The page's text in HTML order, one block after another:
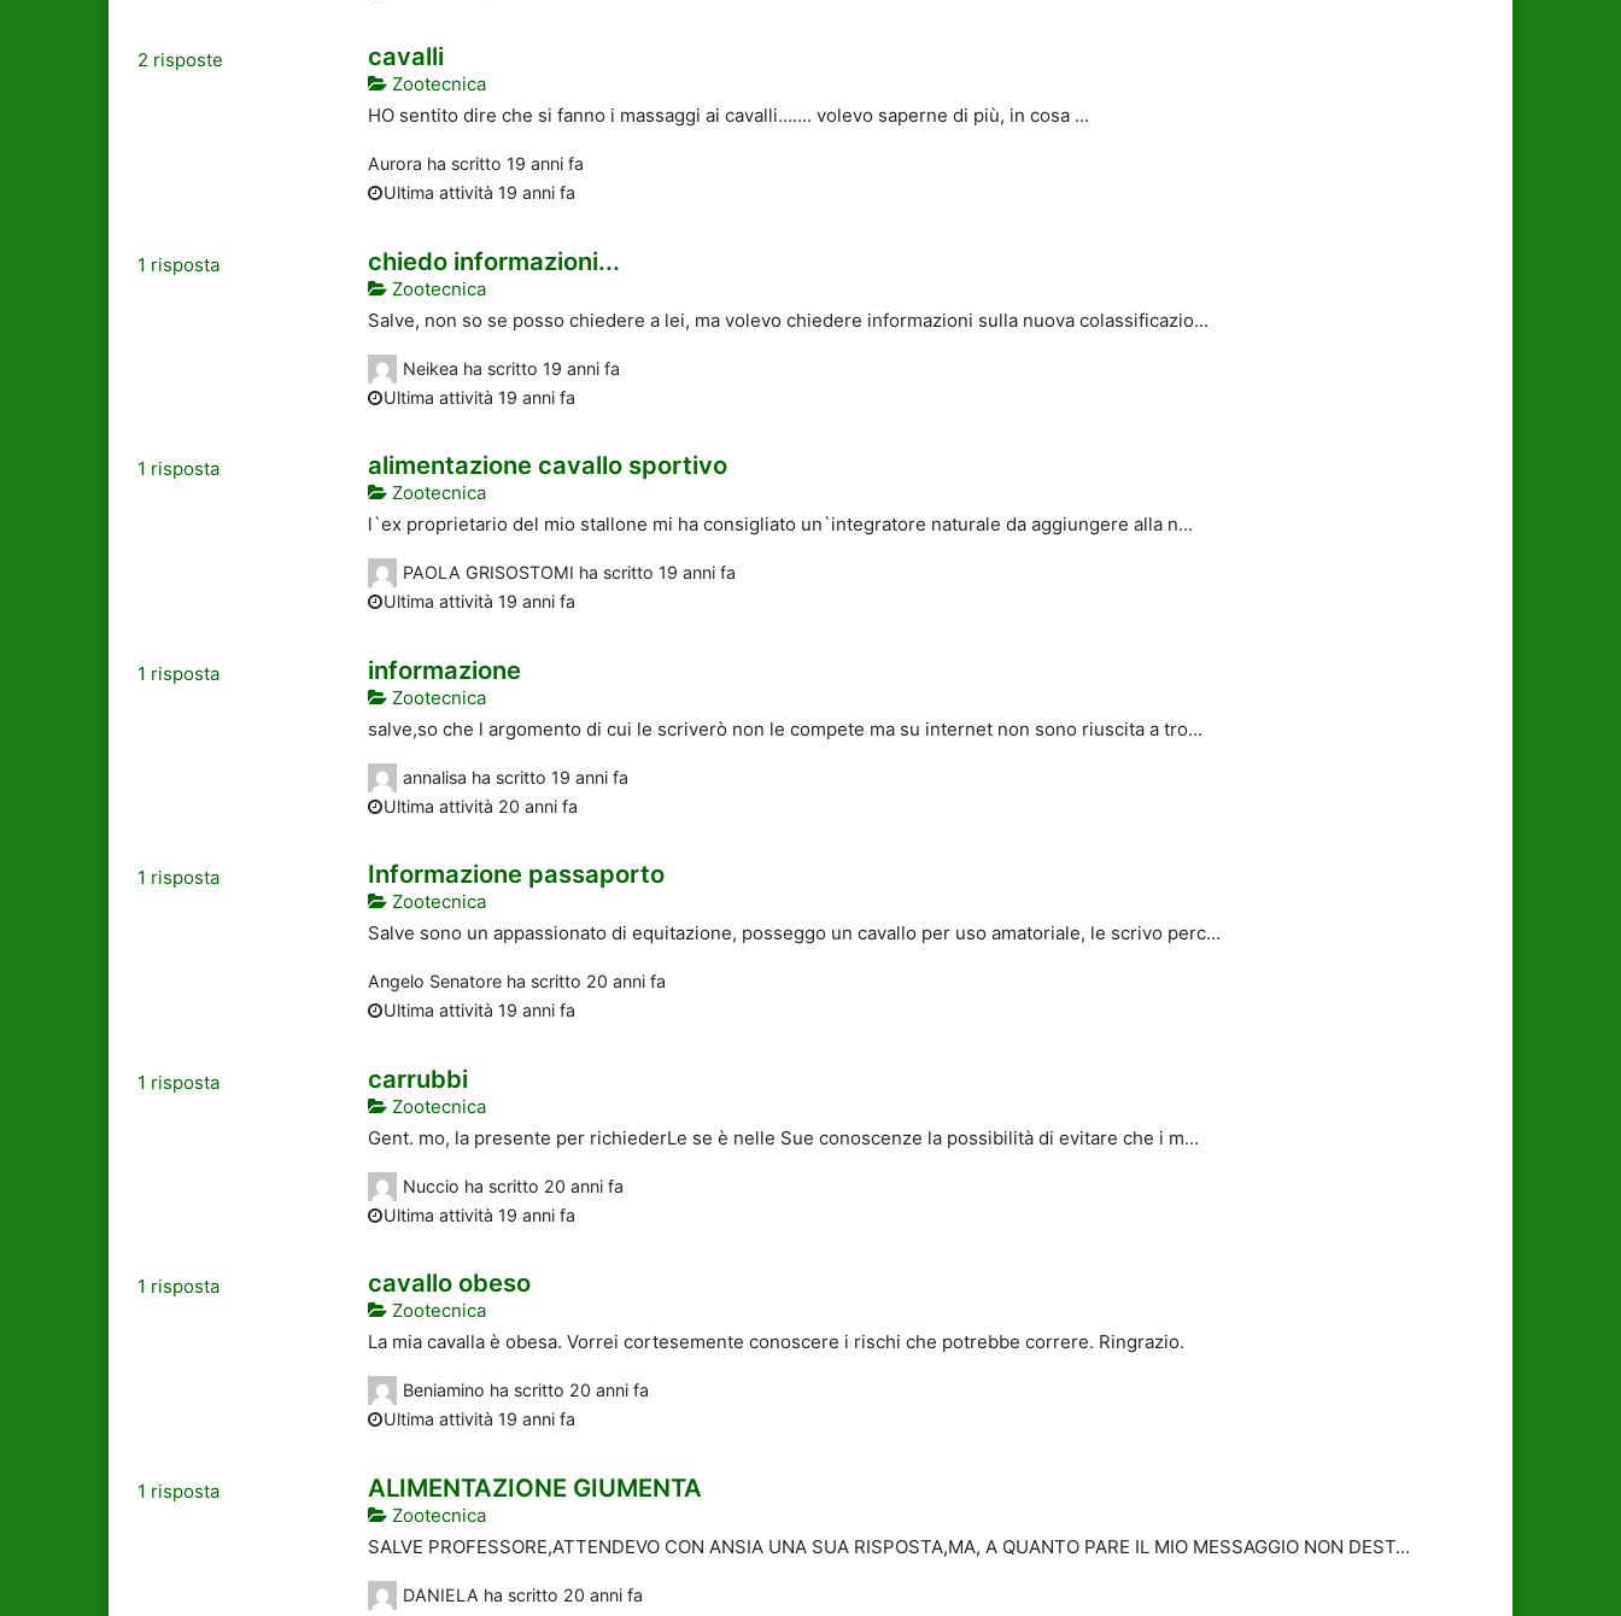
2 risposte cavalli
Zootecnica
HO sentito dire che si fanno i massaggi ai cavalli……. volevo saperne di più, in cosa ...
Aurora ha scritto 19 anni fa
Ultima attività 19 anni fa
1 risposta chiedo informazioni...
Zootecnica
Salve, non so se posso chiedere a lei, ma volevo chiedere informazioni sulla nuova colassificazio...
Neikea ha scritto 19 anni fa
Ultima attività 19 anni fa
1 risposta alimentazione cavallo sportivo
Zootecnica
l`ex proprietario del mio stallone mi ha consigliato un`integratore naturale da aggiungere alla n...
PAOLA GRISOSTOMI ha scritto 19 anni fa
Ultima attività 19 anni fa
1 risposta informazione
Zootecnica
salve,so che l argomento di cui le scriverò non le compete ma su internet non sono riuscita a tro...
annalisa ha scritto 19 anni fa
Ultima attività 20 anni fa
1 risposta Informazione passaporto
Zootecnica
Salve sono un appassionato di equitazione, posseggo un cavallo per uso amatoriale, le scrivo perc...
Angelo Senatore ha scritto 20 anni fa
Ultima attività 19 anni fa
1 risposta carrubbi
Zootecnica
Gent. mo, la presente per richiederLe se è nelle Sue conoscenze la possibilità di evitare che i m...
Nuccio ha scritto 20 anni fa
Ultima attività 19 anni fa
1 risposta cavallo obeso
Zootecnica
La mia cavalla è obesa. Vorrei cortesemente conoscere i rischi che potrebbe correre. Ringrazio.
Beniamino ha scritto 20 anni fa
Ultima attività 19 anni fa
1 risposta ALIMENTAZIONE GIUMENTA
Zootecnica
SALVE PROFESSORE,ATTENDEVO CON ANSIA UNA SUA RISPOSTA,MA, A QUANTO PARE IL MIO MESSAGGIO NON DEST...
DANIELA ha scritto 20 anni fa